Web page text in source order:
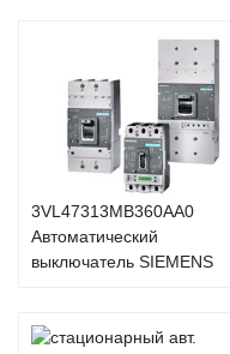
3VL47313MB360AA0
Автоматический
выключатель SIEMENS